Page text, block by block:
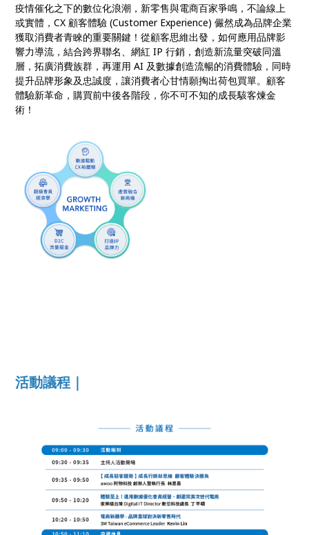
疫情催化之下的數位化浪潮，新零售與電商百家爭鳴，不論線上
或實體，CX 顧客體驗 (Customer Experience) 儼然成為品牌企業
獲取消費者青睞的重要關鍵！從顧客思維出發，如何應用品牌影
響力導流，結合跨界聯名、網紅 IP 行銷，創造新流量突破同溫
層，拓廣消費族群，再運用 AI 及數據創造流暢的消費體驗，同時
提升品牌形象及忠誠度，讓消費者心甘情願掏出荷包買單。顧客
體驗新革命，購買前中後各階段，你不可不知的成長駭客煉金
術！
活動議程｜